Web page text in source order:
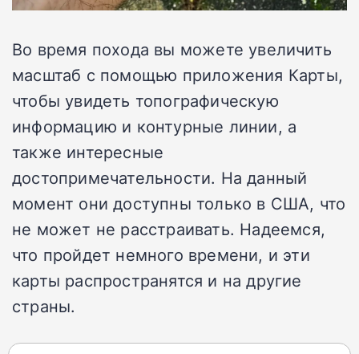
Во время похода вы можете увеличить
масштаб с помощью приложения Карты,
чтобы увидеть топографическую
информацию и контурные линии, а
также интересные
достопримечательности. На данный
момент они доступны только в США, что
не может не расстраивать. Надеемся,
что пройдет немного времени, и эти
карты распространятся и на другие
страны.